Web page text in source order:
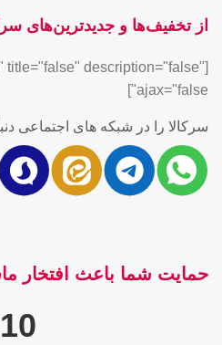
از تخفیف‌ها و جدیدترین‌های
title="false" description="false"
ajax="false"]
سرکالا را در شبکه های اجتماعی
حمایت شما باعث افتخار
10